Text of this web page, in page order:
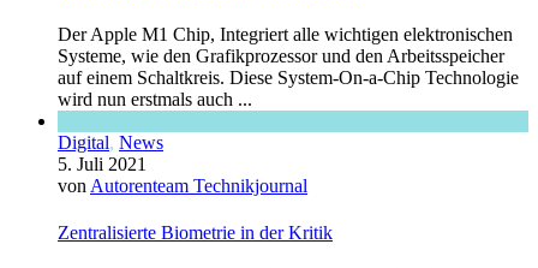
Der Apple M1 Chip, Integriert alle wichtigen elektronischen
Systeme, wie den Grafikprozessor und den Arbeitsspeicher
auf einem Schaltkreis. Diese System-On-a-Chip Technologie
wird nun erstmals auch ...
Digital, News
5. Juli 2021
von Autorenteam Technikjournal
Zentralisierte Biometrie in der Kritik